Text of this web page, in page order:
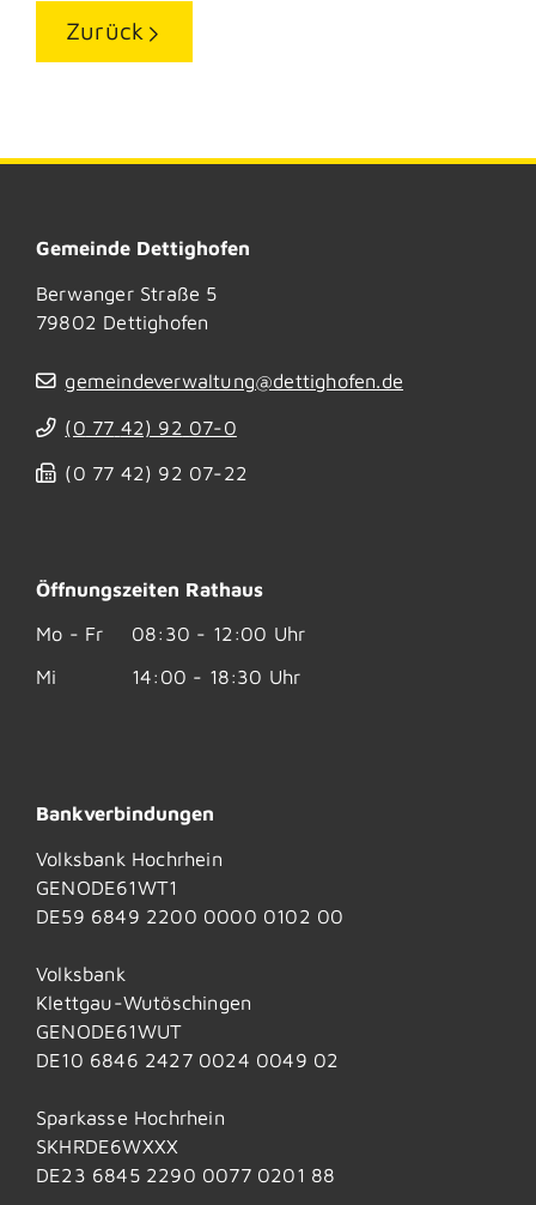
Zurück
Gemeinde Dettighofen
Berwanger Straße 5
79802 Dettighofen
gemeindeverwaltung@dettighofen.de
(0 77 42) 92 07-0
(0 77 42) 92 07-22
Öffnungszeiten Rathaus
Mo - Fr
08:30 - 12:00 Uhr
Mi
14:00 - 18:30 Uhr
Bankverbindungen
Volksbank Hochrhein
GENODE61WT1
DE59 6849 2200 0000 0102 00
Volksbank
Klettgau-Wutöschingen
GENODE61WUT
DE10 6846 2427 0024 0049 02
Sparkasse Hochrhein
SKHRDE6WXXX
DE23 6845 2290 0077 0201 88